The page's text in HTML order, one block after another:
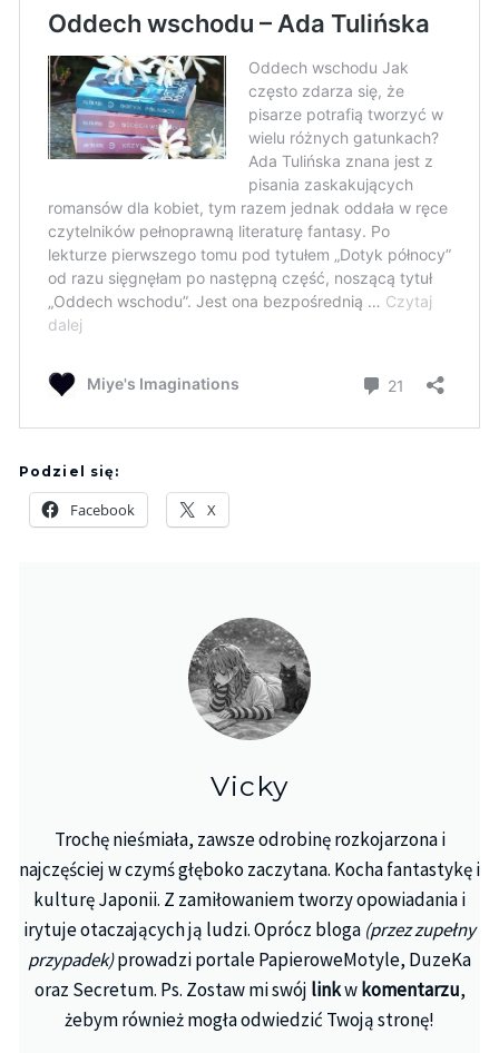
Podziel się:
Facebook X
Vicky
Trochę nieśmiała, zawsze odrobinę rozkojarzona i
najczęściej w czymś głęboko zaczytana. Kocha fantastykę i
kulturę Japonii. Z zamiłowaniem tworzy opowiadania i
irytuje otaczających ją ludzi. Oprócz bloga (przez zupełny
przypadek)prowadzi portale PapieroweMotyle, DuzeKa
oraz Secretum. Ps. Zostaw mi swój linkwkomentarzu,
żebym również mogła odwiedzić Twoją stronę!